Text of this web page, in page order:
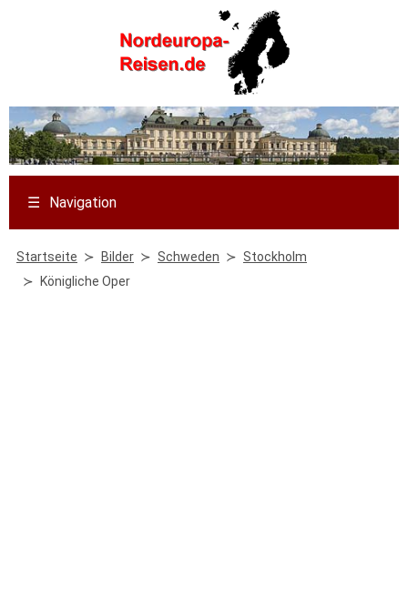
☰ Navigation
Startseite Bilder Schweden
Stockholm
Königliche Oper